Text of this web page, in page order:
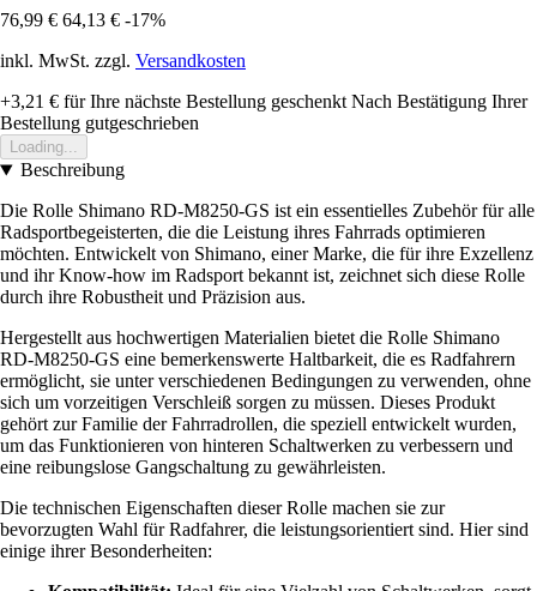
76,99 € 64,13 € -17%
inkl. MwSt. zzgl. Versandkosten
+3,21 € für Ihre nächste Bestellung geschenkt Nach Bestätigung Ihrer
Bestellung gutgeschrieben
Loading...
Beschreibung
Die Rolle Shimano RD-M8250-GS ist ein essentielles Zubehör für alle
Radsportbegeisterten, die die Leistung ihres Fahrrads optimieren
möchten. Entwickelt von Shimano, einer Marke, die für ihre Exzellenz
und ihr Know-how im Radsport bekannt ist, zeichnet sich diese Rolle
durch ihre Robustheit und Präzision aus.
Hergestellt aus hochwertigen Materialien bietet die Rolle Shimano
RD-M8250-GS eine bemerkenswerte Haltbarkeit, die es Radfahrern
ermöglicht, sie unter verschiedenen Bedingungen zu verwenden, ohne
sich um vorzeitigen Verschleiß sorgen zu müssen. Dieses Produkt
gehört zur Familie der Fahrradrollen, die speziell entwickelt wurden,
um das Funktionieren von hinteren Schaltwerken zu verbessern und
eine reibungslose Gangschaltung zu gewährleisten.
Die technischen Eigenschaften dieser Rolle machen sie zur
bevorzugten Wahl für Radfahrer, die leistungsorientiert sind. Hier sind
einige ihrer Besonderheiten: